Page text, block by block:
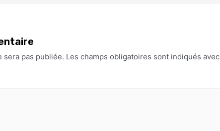
sera pas publiée. Les champs obligatoires sont indiqués avec